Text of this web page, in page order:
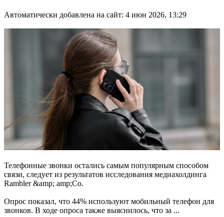
Автоматически добавлена на сайт: 4 июн 2026, 13:29
Телефонные звонки остались самым популярным способом
связи, следует из результатов исследования медиахолдинга
Rambler &amp; amp;Co.
Опрос показал, что 44% используют мобильный телефон для
звонков. В ходе опроса также выяснилось, что за ...